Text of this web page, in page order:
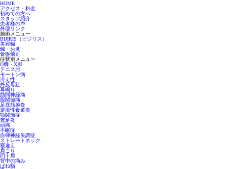
HOME
アクセス・料金
初めての方へ
スタッフ紹介
患者様の声
外部リンク
施術メニュー
BIJIRIS（ビジリス）
美容鍼
鍼・お灸
骨盤矯正
症状別メニュー
O脚・X脚
テニス肘
モートン病
冷え性
外反母趾
耳鳴り
肋間神経痛
股関節痛
足底筋膜炎
逆流性食道炎
顎関節症
鵞足炎
頭痛
不眠症
自律神経失調症
ストレートネック
寝違え
肩こり
四十肩
背中の痛み
ばね指